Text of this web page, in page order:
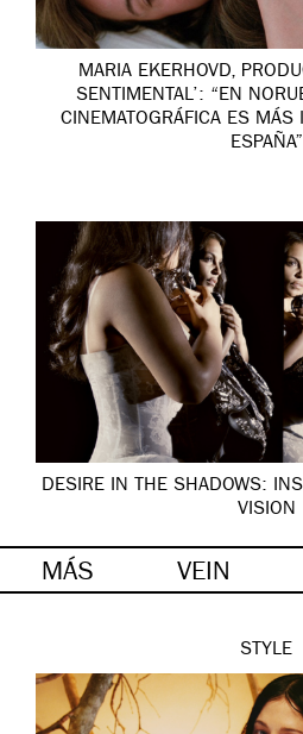
MARIA EKERHOVD,
SENTIMENTAL’: “EN
CINEMATOGRÁFICA ES MÁS
ESPAÑA”
DESIRE IN THE SHADOWS:
VISION
MÁS VEIN
STYLE